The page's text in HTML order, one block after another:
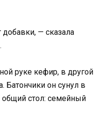
— сказала
руке кефир, в другой
Батончики он сунул в
общий стол: семейный